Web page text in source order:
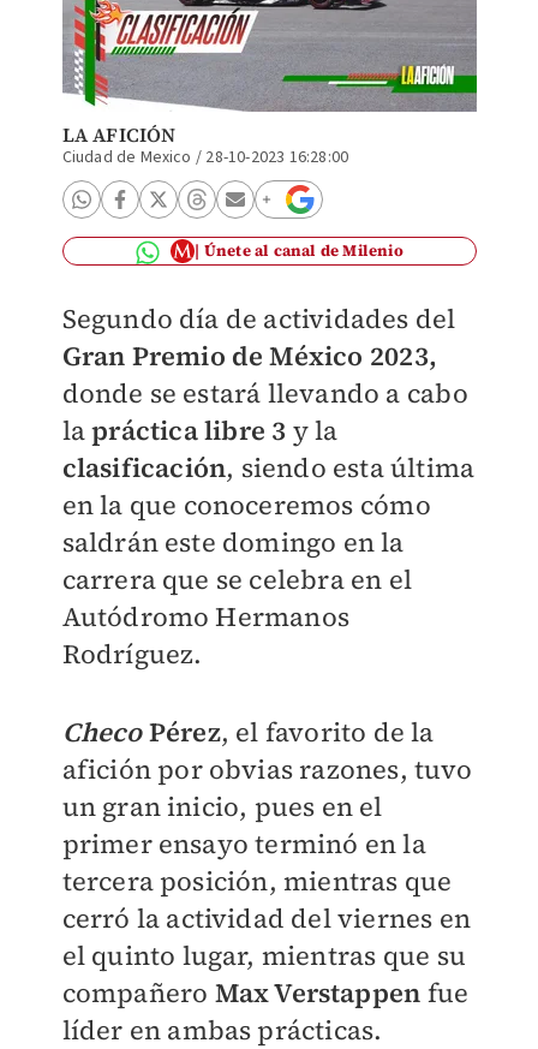
LA AFICIÓN
Ciudad de Mexico / 28-10-2023 16:28:00
Únete al canal de Milenio
Segundo día de actividades del
Gran Premio de México 2023,
donde se estará llevando a cabo
lapráctica libre 3 y la
clasificación, siendo esta última
en la que conoceremos cómo
saldrán este domingo en la
carrera que se celebra en el
Autódromo Hermanos
Rodríguez.
ChecoPérez, el favorito de la
afición por obvias razones, tuvo
un gran inicio, pues en el
primer ensayo terminó en la
tercera posición, mientras que
cerró la actividad del viernes en
el quinto lugar, mientras que su
compañero Max Verstappen fue
líder en ambas prácticas.